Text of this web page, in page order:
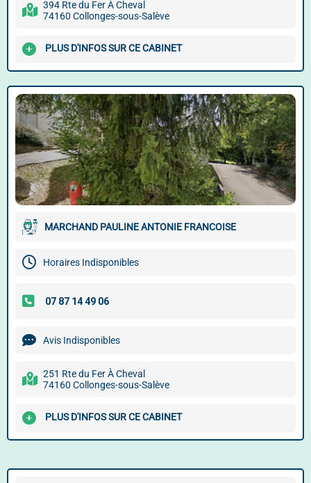
394 Rte du Fer À Cheval
74160 Collonges-sous-Salève
PLUS D'INFOS SUR CE CABINET
MARCHAND PAULINE ANTONIE FRANCOISE
Horaires Indisponibles
Avis Indisponibles
251 Rte du Fer À Cheval
74160 Collonges-sous-Salève
PLUS D'INFOS SUR CE CABINET